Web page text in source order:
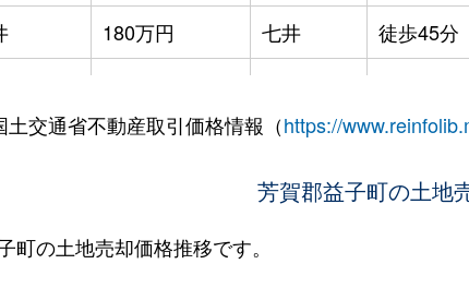
180万円 七井 徒歩45分
550万円 益子 徒歩45分
益子 徒歩29分
500万円
土交通省不動産取引価格情報（https://
芳賀郡益子町の土地
町の土地売却価格推移です。